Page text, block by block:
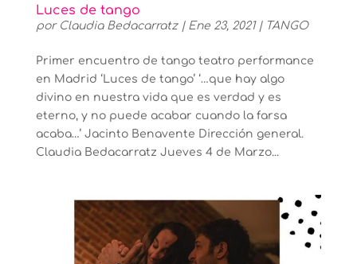
Luces de tango
por Claudia Bedacarratz| Ene 23, 2021| TANGO
Primer encuentro de tango teatro performance
en Madrid ‘Luces de tango’ ‘…que hay algo
divino en nuestra vida que es verdad y es
eterno, y no puede acabar cuando la farsa
acaba…’ Jacinto Benavente Dirección general.
Claudia Bedacarratz Jueves 4 de Marzo...